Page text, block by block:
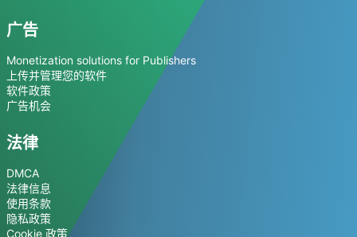
广告
Monetization solutions for Publishers
上传并管理您的软件
软件政策
广告机会
法律
DMCA
法律信息
使用条款
隐私政策
Cookie 政策